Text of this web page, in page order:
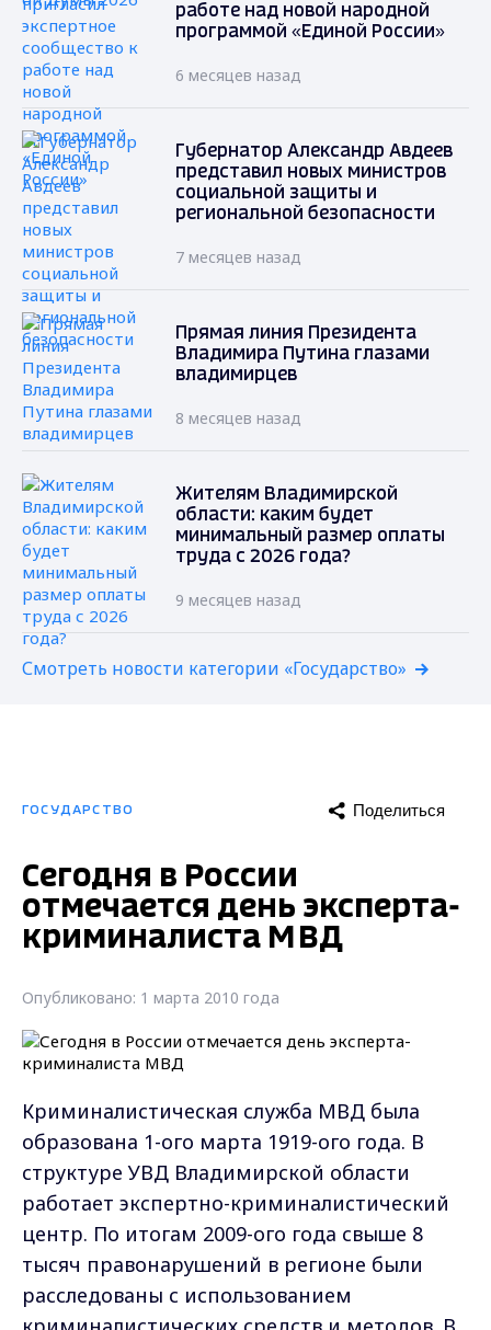
работе над новой народной
программой «Единой России»
6 месяцев назад
Губернатор Александр Авдеев
представил новых министров
социальной защиты и
региональной безопасности
7 месяцев назад
Прямая линия Президента
Владимира Путина глазами
владимирцев
8 месяцев назад
Жителям Владимирской
области: каким будет
минимальный размер оплаты
труда с 2026 года?
9 месяцев назад
Смотреть новости категории «Государство»
ГОСУДАРСТВО Поделиться
Сегодня в России
отмечается день эксперта-
криминалиста МВД
Опубликовано: 1 марта 2010 года
Криминалистическая служба МВД была
образована 1-ого марта 1919-ого года. В
структуре УВД Владимирской области
работает экспертно-криминалистический
центр. По итогам 2009-ого года свыше 8
тысяч правонарушений в регионе были
расследованы с использованием